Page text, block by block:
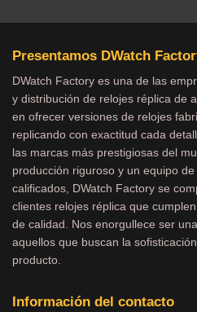
Presentamos DWatch
DWatch Factory es una de las
y distribución de relojes réplica de
en ofrecer versiones de relojes
replicando con exactitud cada
las marcas más prestigiosas del
producción riguroso y un equipo
calificados, DWatch Factory se
clientes relojes réplica que
de calidad. Nos enorgullece ser
aquellos que buscan la
producto.
Información del contacto